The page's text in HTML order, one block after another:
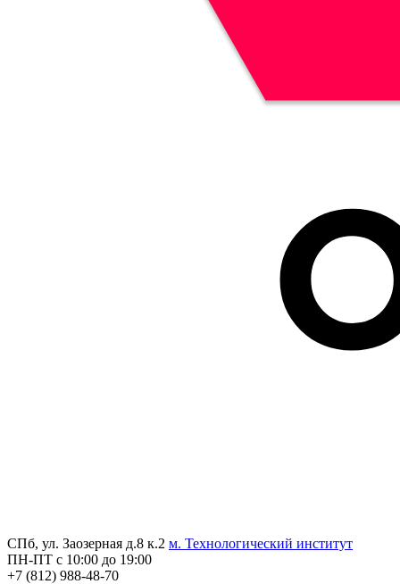
СПб, ул. Заозерная д.8 к.2 м. Технологический институт
ПН-ПТ с 10:00 до 19:00
+7 (812) 988-48-70